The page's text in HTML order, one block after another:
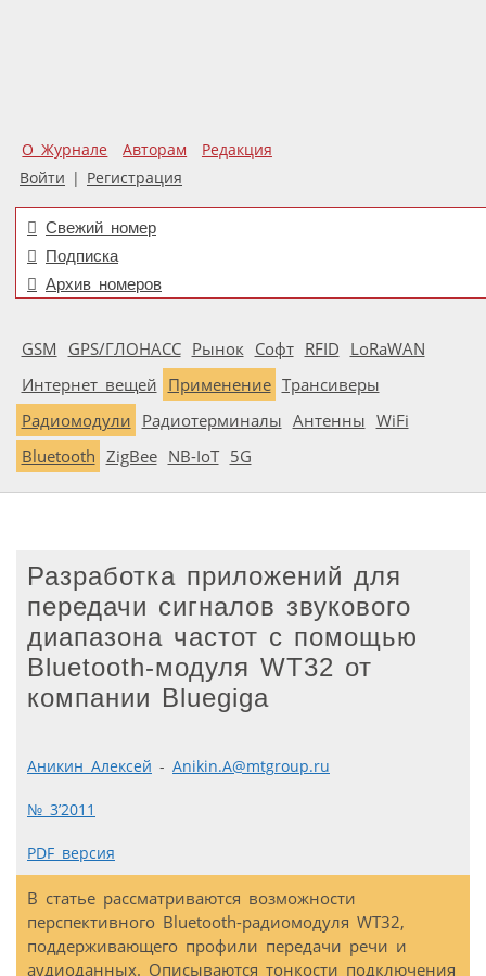
О Журнале Авторам
Редакция
Войти | Регистрация
Свежий номер
Подписка
Архив номеров
GSM GPS/ГЛОНАСС Рынок Софт RFID LoRaWAN
Интернет вещей Применение Трансиверы
Радиомодули Радиотерминалы Антенны WiFi
Bluetooth ZigBee NB-IoT 5G
Разработка приложений для
передачи сигналов звукового
диапазона частот с помощью
Bluetooth-модуля WT32 от
компании Bluegiga
Аникин Алексей - Anikin.A@mtgroup.ru
№ 3’2011
PDF версия
В статье рассматриваются возможности
перспективного Bluetooth-радиомодуля WT32,
поддерживающего профили передачи речи и
аудиоданных. Описываются тонкости подключения